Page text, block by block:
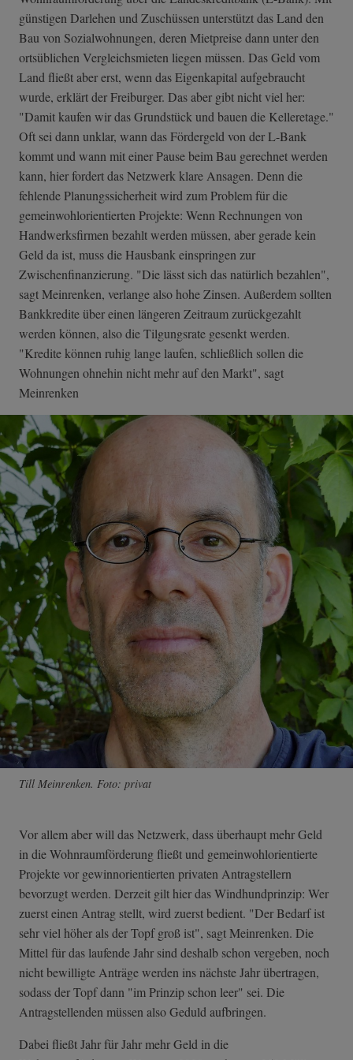
günstigen Darlehen und Zuschüssen unterstützt das Land den
Bau von Sozialwohnungen, deren Mietpreise dann unter den
ortsüblichen Vergleichsmieten liegen müssen. Das Geld vom
Land fließt aber erst, wenn das Eigenkapital aufgebraucht
wurde, erklärt der Freiburger. Das aber gibt nicht viel her:
"Damit kaufen wir das Grundstück und bauen die Kelleretage."
Oft sei dann unklar, wann das Fördergeld von der L-Bank
kommt und wann mit einer Pause beim Bau gerechnet werden
kann, hier fordert das Netzwerk klare Ansagen. Denn die
fehlende Planungssicherheit wird zum Problem für die
gemeinwohlorientierten Projekte: Wenn Rechnungen von
Handwerksfirmen bezahlt werden müssen, aber gerade kein
Geld da ist, muss die Hausbank einspringen zur
Zwischenfinanzierung. "Die lässt sich das natürlich bezahlen",
sagt Meinrenken, verlange also hohe Zinsen. Außerdem sollten
Bankkredite über einen längeren Zeitraum zurückgezahlt
werden können, also die Tilgungsrate gesenkt werden.
"Kredite können ruhig lange laufen, schließlich sollen die
Wohnungen ohnehin nicht mehr auf den Markt", sagt
Meinrenken
Till Meinrenken. Foto: privat
Vor allem aber will das Netzwerk, dass überhaupt mehr Geld
in die Wohnraumförderung fließt und gemeinwohlorientierte
Projekte vor gewinnorientierten privaten Antragstellern
bevorzugt werden. Derzeit gilt hier das Windhundprinzip: Wer
zuerst einen Antrag stellt, wird zuerst bedient. "Der Bedarf ist
sehr viel höher als der Topf groß ist", sagt Meinrenken. Die
Mittel für das laufende Jahr sind deshalb schon vergeben, noch
nicht bewilligte Anträge werden ins nächste Jahr übertragen,
sodass der Topf dann "im Prinzip schon leer" sei. Die
Antragstellenden müssen also Geduld aufbringen.
Dabei fließt Jahr für Jahr mehr Geld in die